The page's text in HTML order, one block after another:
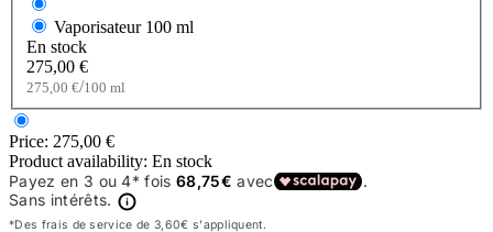
Vaporisateur 100 ml
En stock
275,00 €
275,00 €/100 ml
Price: 275,00 €
Product availability: En stock